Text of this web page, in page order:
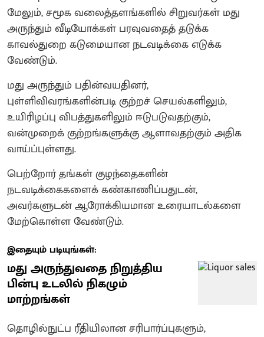
மேலும், சமூக வலைத்தளங்களில் சிறுவர்கள் மது
அருந்தும் வீடியோக்கள் பரவுவதைத் தடுக்க
காவல்துறை கடுமையான நடவடிக்கை எடுக்க
வேண்டும்.
மது அருந்தும் பதின்வயதினர்,
புள்ளிவிவரங்களின்படி குற்றச் செயல்களிலும்,
உயிரிழப்பு விபத்துகளிலும் ஈடுபடுவதற்கும்,
வன்முறைக் குற்றங்களுக்கு ஆளாவதற்கும் அதிக
வாய்ப்புள்ளது.
பெற்றோர் தங்கள் குழந்தைகளின்
நடவடிக்கைகளைக் கண்காணிப்பதுடன்,
அவர்களுடன் ஆரோக்கியமான உரையாடல்களை
மேற்கொள்ள வேண்டும்.
இதையும் படியுங்கள்:
மது அருந்துவதை நிறுத்திய
பின்பு உடலில் நிகழும்
மாற்றங்கள்
தொழில்நுட்ப ரீதியிலான சரிபார்ப்புகளும்,